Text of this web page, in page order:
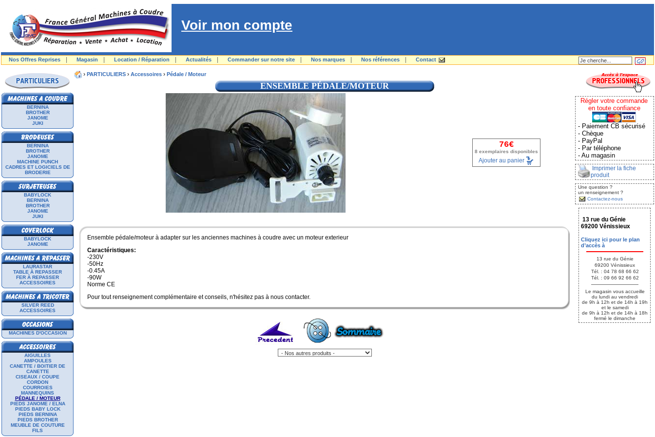
Voir mon compte
Nos Offres Reprises Magasin Location / Réparation Actualités Commander sur notre site Nos marques Nos références Contact
BERNINA
BROTHER
JANOME
JUKI
BERNINA
BROTHER
JANOME
MACHINE PUNCH
CADRES ET LOGICIELS DE
BRODERIE
BABYLOCK
BERNINA
BROTHER
JANOME
JUKI
BABYLOCK
JANOME
LAURASTAR
TABLE À REPASSER
FER À REPASSER
ACCESSOIRES
SILVER REED
ACCESSOIRES
MACHINES D'OCCASION
AIGUILLES
AMPOULES
CANETTE / BOITIER DE
CANETTE
CISEAUX / COUPE
CORDON
COURROIES
MANNEQUINS
PÉDALE / MOTEUR
PIEDS JANOME / ELNA
PIEDS BABY LOCK
PIEDS BERNINA
PIEDS BROTHER
MEUBLE DE COUTURE
FILS
› PARTICULIERS › Accessoires › Pédale / Moteur
ENSEMBLE PÉDALE/MOTEUR
76€
8 exemplaires disponibles
Ajouter au panier
Ensemble pédale/moteur à adapter sur les anciennes machines à coudre avec un moteur exterieur
Caractéristiques:
-230V
-50Hz
-0.45A
-90W
Norme CE
Pour tout renseignement complémentaire et conseils, n'hésitez pas à nous contacter.
Régler votre commande
en toute confiance
- Paiement CB sécurisé
- Chèque
- PayPal
- Par téléphone
- Au magasin
Imprimer la fiche
produit
Une question ?
un renseignement ?
Contactez-nous
13 rue du Génie
69200 Vénissieux
Cliquez ici pour le plan
d’accès à
13 rue du Génie
69200 Vénissieux
Tél. : 04 78 68 66 62
Tél. : 09 66 92 66 62
Le magasin vous accueille
du lundi au vendredi
de 9h à 12h et de 14h à 19h
et le samedi
de 9h à 12h et de 14h à 18h
fermé le dimanche